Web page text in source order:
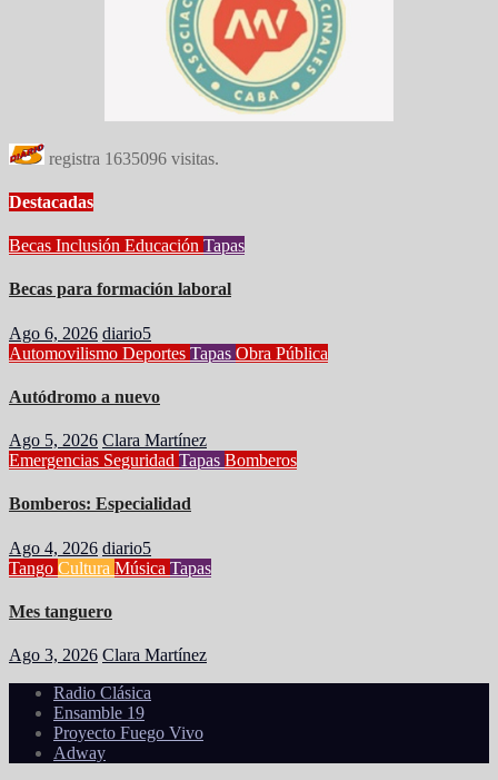
registra 1635096 visitas.
Destacadas
Becas Inclusión Educación Tapas
Becas para formación laboral
Ago 6, 2026 diario5
Automovilismo Deportes Tapas Obra Pública
Autódromo a nuevo
Ago 5, 2026 Clara Martínez
Emergencias Seguridad Tapas Bomberos
Bomberos: Especialidad
Ago 4, 2026 diario5
Tango Cultura Música Tapas
Mes tanguero
Ago 3, 2026 Clara Martínez
Radio Clásica
Ensamble 19
Proyecto Fuego Vivo
Adway